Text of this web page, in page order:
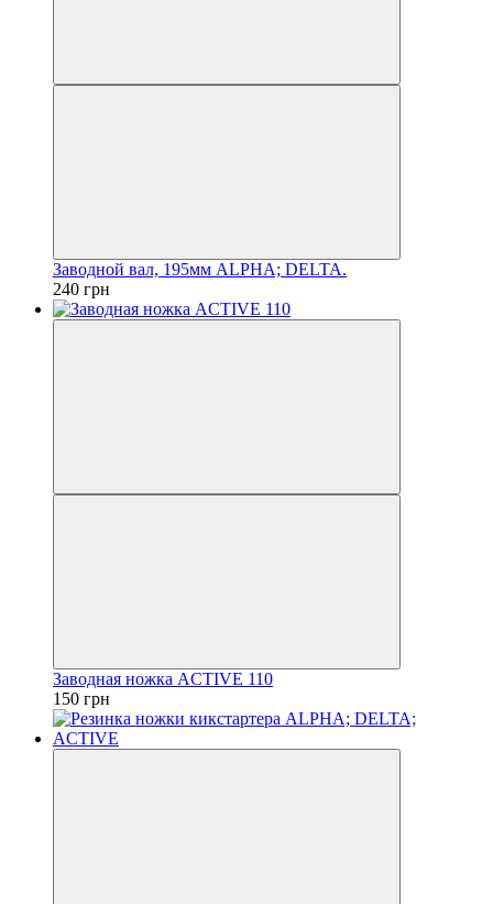
Заводной вал, 195мм ALPHA; DELTA.
240 грн
Заводная ножка ACTIVE 110
150 грн